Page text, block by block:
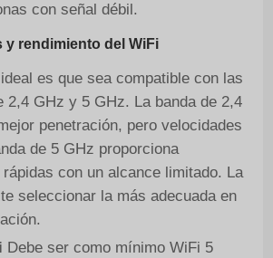
con señal débil.
y rendimiento del WiFi
ideal es que sea compatible con las
2,4 GHz y 5 GHz. La banda de 2,4
penetración, pero velocidades
de 5 GHz proporciona
con un alcance limitado. La
seleccionar la más adecuada en
Debe ser como mínimo WiFi 5